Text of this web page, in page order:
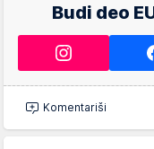
Budi deo
Komentariši